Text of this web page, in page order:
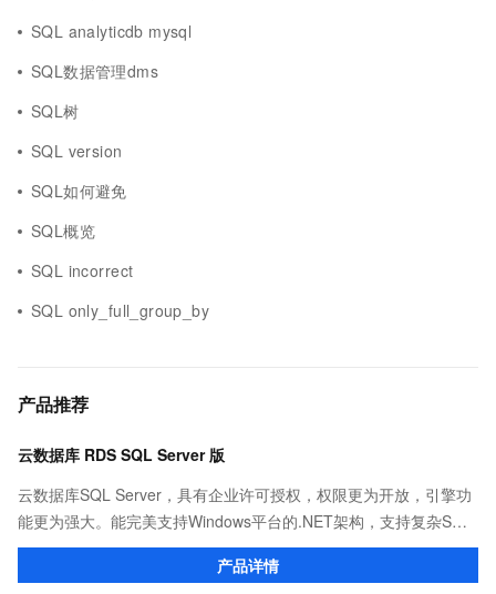
SQL analyticdb mysql
SQL数据管理dms
SQL树
SQL version
SQL如何避免
SQL概览
SQL incorrect
SQL only_full_group_by
产品推荐
云数据库 RDS SQL Server 版
云数据库SQL Server，具有企业许可授权，权限更为开放，引擎功
能更为强大。能完美支持Windows平台的.NET架构，支持复杂SQL
查询，性能优秀，并有强大的可视化管理工具，帮助您轻松管理数
产品详情